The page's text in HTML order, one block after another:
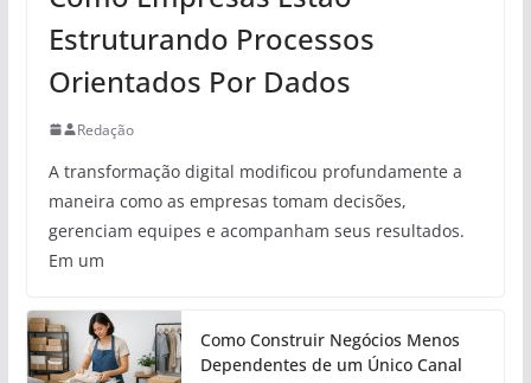
Estruturando Processos
Orientados Por Dados
Redação
A transformação digital modificou profundamente a
maneira como as empresas tomam decisões,
gerenciam equipes e acompanham seus resultados.
Em um
Como Construir Negócios Menos
Dependentes de um Único Canal